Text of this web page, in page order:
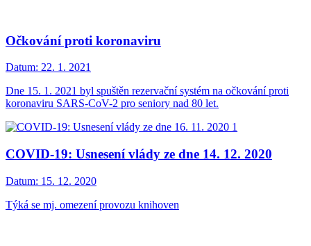
Očkování proti koronaviru
Datum: 22. 1. 2021
Dne 15. 1. 2021 byl spuštěn rezervační systém na očkování proti
koronaviru SARS-CoV-2 pro seniory nad 80 let.
COVID-19: Usnesení vlády ze dne 14. 12. 2020
Datum: 15. 12. 2020
Týká se mj. omezení provozu knihoven